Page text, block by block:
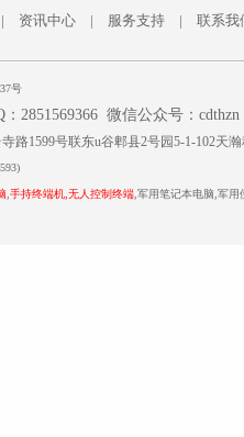
资讯中心 | 服务支持 | 联系我
号
：2851569366 微信公众号：cdthzn
路1599号联东u谷郫县2号园5-1-102天
手持终端机 无人控制终端 ,军用笔记本电脑,军